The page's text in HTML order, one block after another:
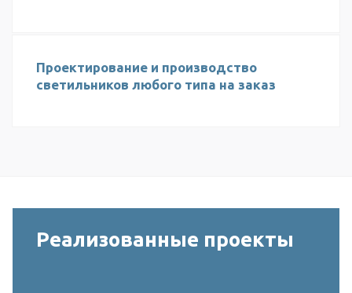
Проектирование и производство
светильников любого типа на заказ
Реализованные проекты